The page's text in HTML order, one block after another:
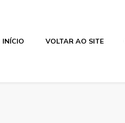
INÍCIO VOLTAR AO SITE